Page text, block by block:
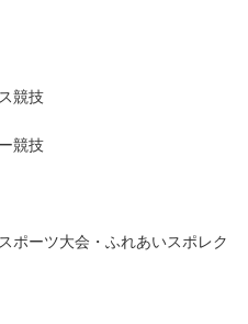
競技
競技
ポーツ大会・ふれあいスポレク